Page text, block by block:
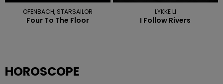
OFENBACH, STARSAILOR
Four To The Floor
LYKKE LI
I Follow Rivers
HOROSCOPE